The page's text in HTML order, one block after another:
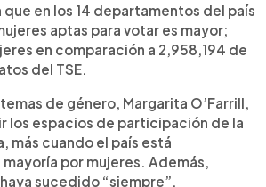
que en los 14 departamentos del país
aptas para votar es mayor;
en comparación a 2,958,194 de
del TSE.
de género, Margarita O’Farrill,
los espacios de participación de la
más cuando el país está
por mujeres. Además,
sucedido “siempre”.